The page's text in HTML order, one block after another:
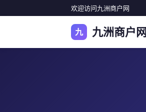
欢迎访问九洲商户网
九 九洲商户网